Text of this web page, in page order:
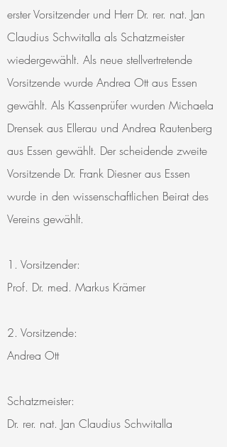
erster Vorsitzender und Herr Dr. rer. nat. Jan
Claudius Schwitalla als Schatzmeister
wiedergewählt. Als neue stellvertretende
Vorsitzende wurde Andrea Ott aus Essen
gewählt. Als Kassenprüfer wurden Michaela
Drensek aus Ellerau und Andrea Rautenberg
aus Essen gewählt. Der scheidende zweite
Vorsitzende Dr. Frank Diesner aus Essen
wurde in den wissenschaftlichen Beirat des
Vereins gewählt.
1. Vorsitzender:
Prof. Dr. med. Markus Krämer
2. Vorsitzende:
Andrea Ott
Schatzmeister:
Dr. rer. nat. Jan Claudius Schwitalla